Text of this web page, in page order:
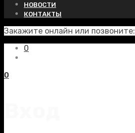
НОВОСТИ
КОНТАКТЫ
Закажите онлайн или позвоните:
0
0